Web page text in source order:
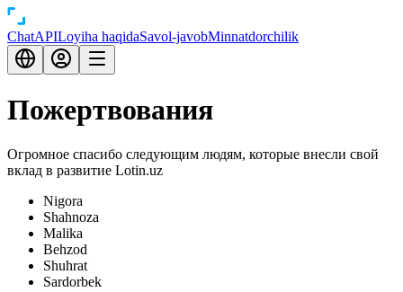
ChatAPILoyiha haqidaSavol-javobMinnatdorchilik
Пожертвования
Огромное спасибо следующим людям, которые внесли свой
вклад в развитие Lotin.uz
Nigora
Shahnoza
Malika
Behzod
Shuhrat
Sardorbek